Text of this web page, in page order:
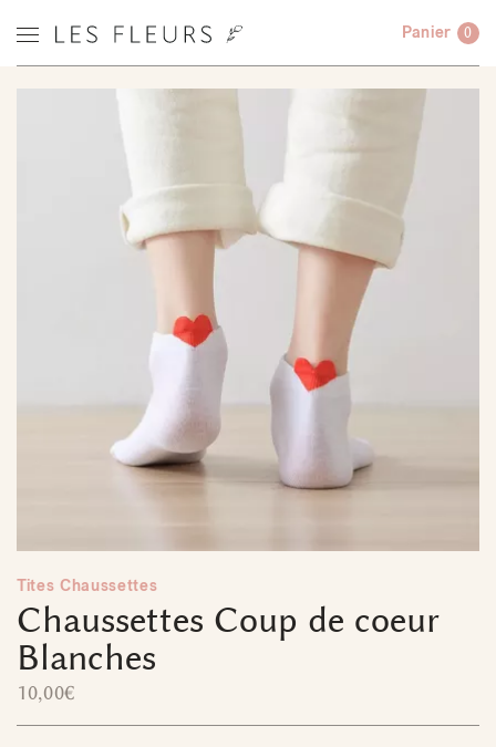
Panier 0
Tites Chaussettes
Chaussettes Coup de coeur
Blanches
10,00€